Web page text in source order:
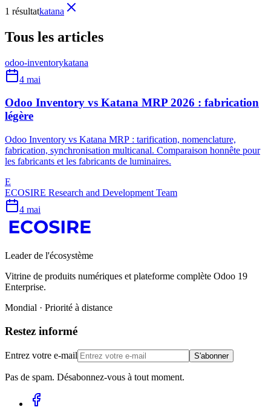
1 résultatkatana
Tous les articles
odoo-inventorykatana
4 mai
Odoo Inventory vs Katana MRP 2026 : fabrication
légère
Odoo Inventory vs Katana MRP : tarification, nomenclature,
fabrication, synchronisation multicanal. Comparaison honnête pour
les fabricants et les fabricants de luminaires.
E
ECOSIRE Research and Development Team
4 mai
Leader de l'écosystème
Vitrine de produits numériques et plateforme complète Odoo 19
Enterprise.
Mondial · Priorité à distance
Restez informé
Entrez votre e-mail S'abonner
Pas de spam. Désabonnez-vous à tout moment.